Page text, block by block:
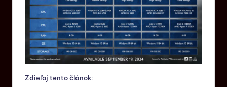
Zdieľaj tento článok: